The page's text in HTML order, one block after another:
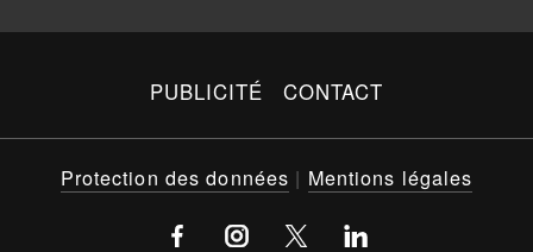
PUBLICITÉ CONTACT
Protection des données | Mentions légales